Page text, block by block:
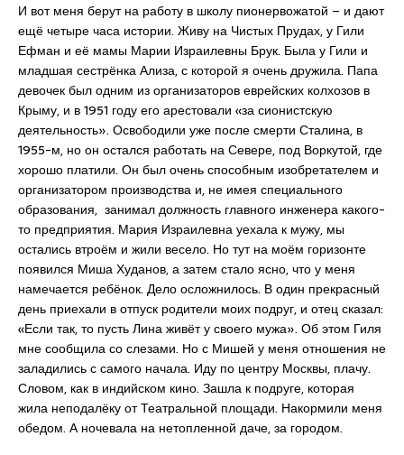
И вот меня берут на работу в школу пионервожатой – и дают
ещё четыре часа истории. Живу на Чистых Прудах, у Гили
Ефман и её мамы Марии Израилевны Брук. Была у Гили и
младшая сестрёнка Ализа, с которой я очень дружила. Папа
девочек был одним из организаторов еврейских колхозов в
Крыму, и в 1951 году его арестовали «за сионистскую
деятельность». Освободили уже после смерти Сталина, в
1955-м, но он остался работать на Севере, под Воркутой, где
хорошо платили. Он был очень способным изобретателем и
организатором производства и, не имея специального
образования, занимал должность главного инженера какого-
то предприятия. Мария Израилевна уехала к мужу, мы
остались втроём и жили весело. Но тут на моём горизонте
появился Миша Худанов, а затем стало ясно, что у меня
намечается ребёнок. Дело осложнилось. В один прекрасный
день приехали в отпуск родители моих подруг, и отец сказал:
«Если так, то пусть Лина живёт у своего мужа». Об этом Гиля
мне сообщила со слезами. Но с Мишей у меня отношения не
заладились с самого начала. Иду по центру Москвы, плачу.
Словом, как в индийском кино. Зашла к подруге, которая
жила неподалёку от Театральной площади. Накормили меня
обедом. А ночевала на нетопленной даче, за городом.